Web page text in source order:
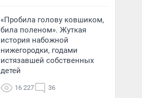
«Пробила голову ковшиком,
била поленом». Жуткая
история набожной
нижегородки, годами
истязавшей собственных
детей
16 227 36